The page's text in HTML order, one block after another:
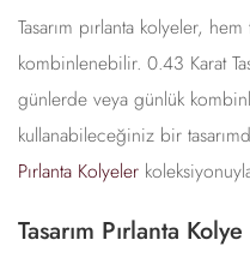
Tasarım pırlanta kolyeler,
kombinlenebilir. 0.43 Karat
günlerde veya günlük
kullanabileceğiniz bir
Pırlanta Kolyeler
Tasarım Pırlanta Kolye